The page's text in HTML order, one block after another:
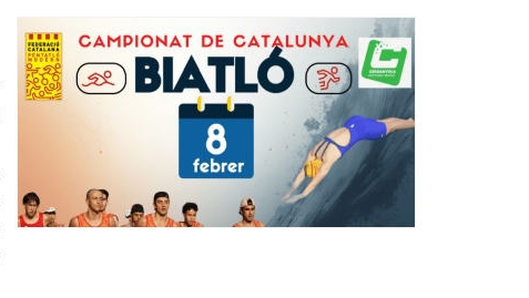
Ètica i Integritat
Retiment de Comptes
Accés a Informació Pública
Dades Obertes
Entitats
Mercats Municipals